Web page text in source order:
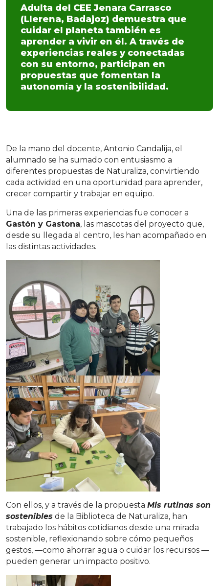
Adulta del CEE Jenara Carrasco
(Llerena, Badajoz) demuestra que
cuidar el planeta también es
aprender a vivir en él. A través de
experiencias reales y conectadas
con su entorno, participan en
propuestas que fomentan la
autonomía y la sostenibilidad.
De la mano del docente, Antonio Candalija, el
alumnado se ha sumado con entusiasmo a
diferentes propuestas de Naturaliza, convirtiendo
cada actividad en una oportunidad para aprender,
crecer compartir y trabajar en equipo.
Una de las primeras experiencias fue conocer a
Gastón y Gastona, las mascotas del proyecto que,
desde su llegada al centro, les han acompañado en
las distintas actividades.
Con ellos, y a través de la propuesta Mis rutinas son
sostenibles de la Biblioteca de Naturaliza, han
trabajado los hábitos cotidianos desde una mirada
sostenible, reflexionando sobre cómo pequeños
gestos, —como ahorrar agua o cuidar los recursos —
pueden generar un impacto positivo.